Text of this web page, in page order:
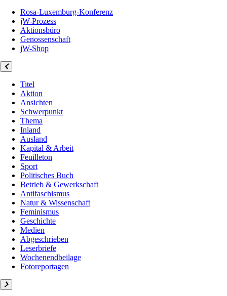
Rosa-Luxemburg-Konferenz
jW-Prozess
Aktionsbüro
Genossenschaft
jW-Shop
Titel
Aktion
Ansichten
Schwerpunkt
Thema
Inland
Ausland
Kapital & Arbeit
Feuilleton
Sport
Politisches Buch
Betrieb & Gewerkschaft
Antifaschismus
Natur & Wissenschaft
Feminismus
Geschichte
Medien
Abgeschrieben
Leserbriefe
Wochenendbeilage
Fotoreportagen